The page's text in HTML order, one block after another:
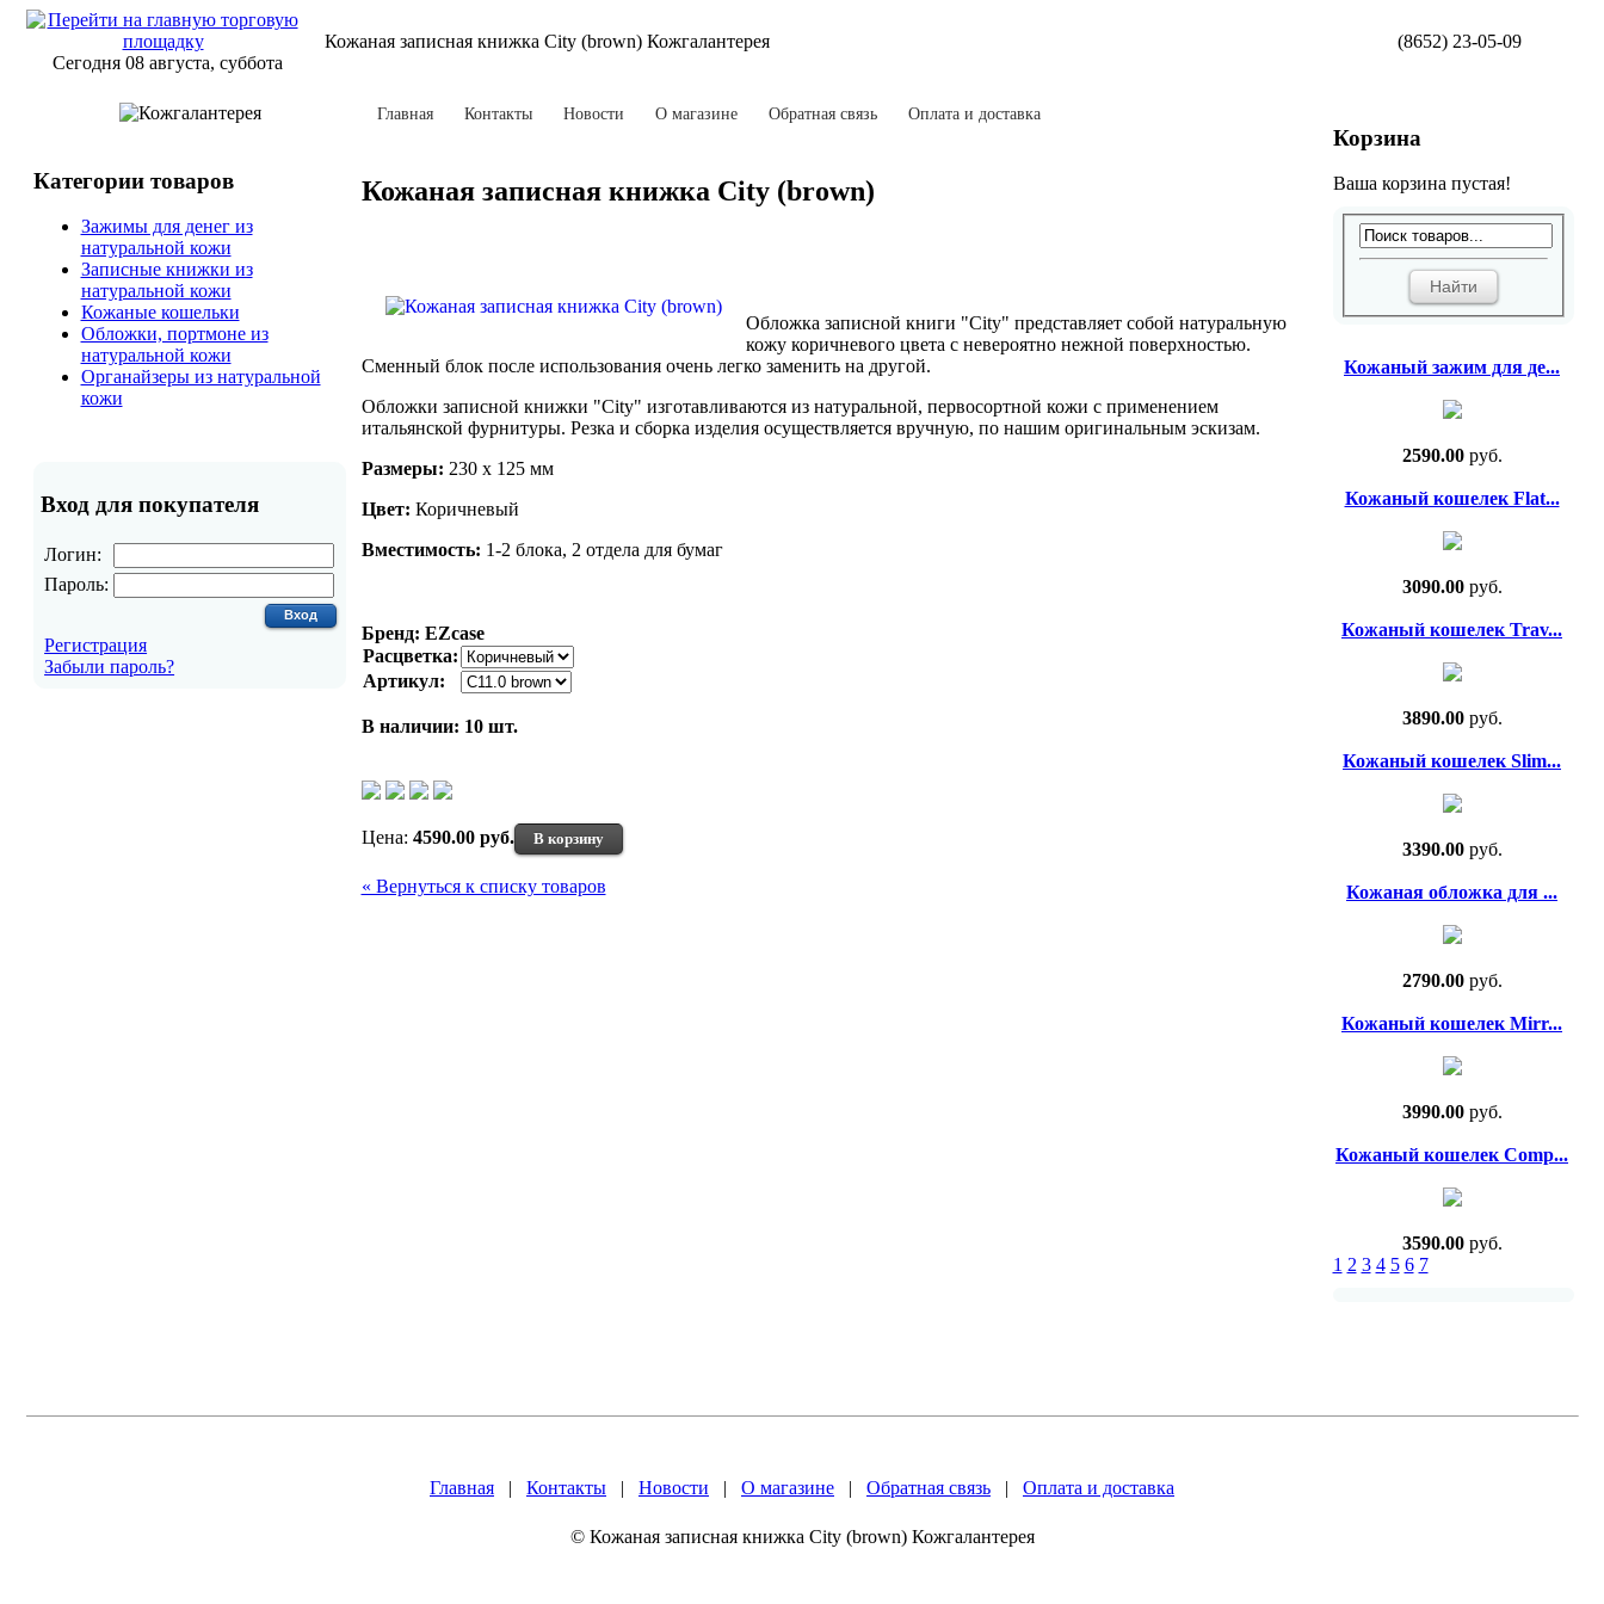
Сегодня 08 августа, суббота
Кожаная записная книжка City (brown) Кожгалантерея (8652) 23-05-09
Категории товаров
Зажимы для денег из
натуральной кожи
Записные книжки из
натуральной кожи
Кожаные кошельки
Обложки, портмоне из
натуральной кожи
Органайзеры из натуральной
кожи
Вход для покупателя
Логин:
Пароль:
Регистрация
Забыли пароль?
Главная Контакты Новости О магазине Обратная связь Оплата и доставка
Кожаная записная книжка City (brown)
Обложка записной книги "City" представляет собой натуральную
кожу коричневого цвета с невероятно нежной поверхностью.
Сменный блок после использования очень легко заменить на другой.
Обложки записной книжки "City" изготавливаются из натуральной, первосортной кожи с применением
итальянской фурнитуры. Резка и сборка изделия осуществляется вручную, по нашим оригинальным эскизам.
Размеры: 230 x 125 мм
Цвет: Коричневый
Вместимость: 1-2 блока, 2 отдела для бумаг
Бренд: EZcase
Расцветка:
Артикул:
В наличии: 10 шт.
Цена: 4590.00 руб. В корзину
« Вернуться к списку товаров
Корзина
Ваша корзина пустая!
Кожаный зажим для де...
2590.00руб.
Кожаный кошелек Flat...
3090.00руб.
Кожаный кошелек Trav...
3890.00руб.
Кожаный кошелек Slim...
3390.00руб.
Кожаная обложка для ...
2790.00руб.
Кожаный кошелек Mirr...
3990.00руб.
Кожаный кошелек Comp...
3590.00руб.
1 2 3 4 5 6 7
Главная | Контакты | Новости | О магазине | Обратная связь | Оплата и доставка
© Кожаная записная книжка City (brown) Кожгалантерея